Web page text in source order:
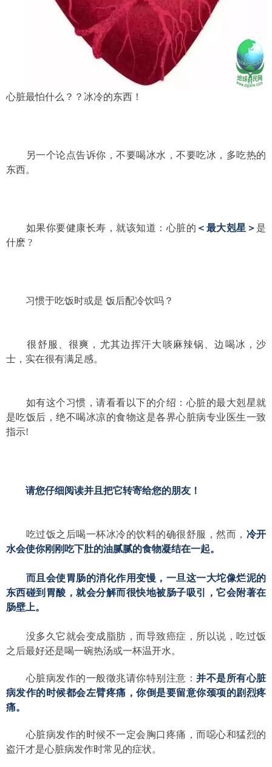
心脏最怕什么？？ 冰冷的东西！
另一个论点告诉你，不要喝冰水，不要吃冰，多吃热的
东西。
如果你要健康长寿， 就该知道：心脏的 ＜ 最大剋星 ＞ 是
什麽 ?
习惯于吃饭时或是 饭后配冷饮吗？
很舒服、很爽，尤其边挥汗大啖麻辣锅、边喝冰，沙
士，实在很有满足感。
如有这个习惯，请看看以下的介绍：心脏的最大剋星就
是吃饭后，绝不喝冰凉的食物这是各界心脏病专业医生一致
指示!
请您仔细阅读并且把它转寄给您的朋友！
吃过饭之后喝一杯冰冷的饮料的确很舒服，然而， 冷开
水会使你刚刚吃下肚的油腻腻的食物凝结在一起。
而且会使胃肠的消化作用变慢，一旦这一大坨像烂泥的
东西碰到胃酸，就会分解而很快地被肠子吸引，它会附著在
肠壁上。
没多久它就会变成脂肪，而导致癌症，所以说，吃过饭
之后最好还是喝一碗热汤或一杯温开水。
心脏病发作的一般徵兆请你特别注意：并不是所有心脏
病发作的时候都会左臂疼痛，你倒是要留意你颈项的剧烈疼
痛。
心脏病发作的时候不一定会胸口疼痛，而噁心和猛烈的
盗汗才是心脏病发作时常见的症状。